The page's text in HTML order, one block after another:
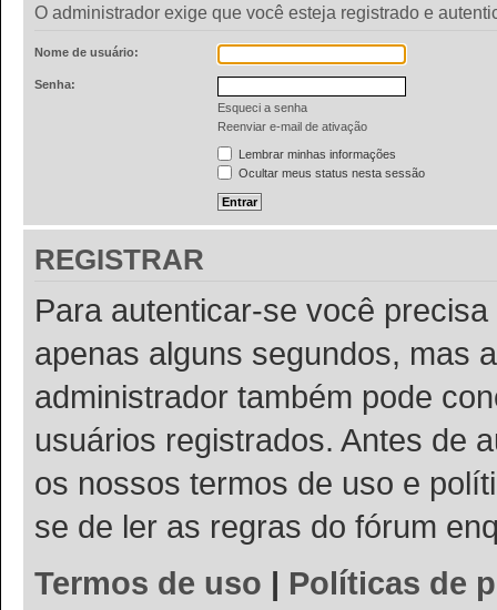
O administrador exige que você esteja registrado e
Nome de usuário:
Senha:
Esqueci a senha
Reenviar e-mail de ativação
Lembrar minhas informações
Ocultar meus status nesta sessão
REGISTRAR
Para autenticar-se você
apenas alguns segundos, mas
administrador também pode
usuários registrados. Antes de
os nossos termos de uso e
se de ler as regras do fórum
Termos de uso | Políticas de